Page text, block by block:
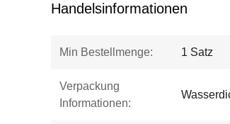
Handelsinformationen
Min Bestellmenge: 1 Satz
Verpackung
Informationen: